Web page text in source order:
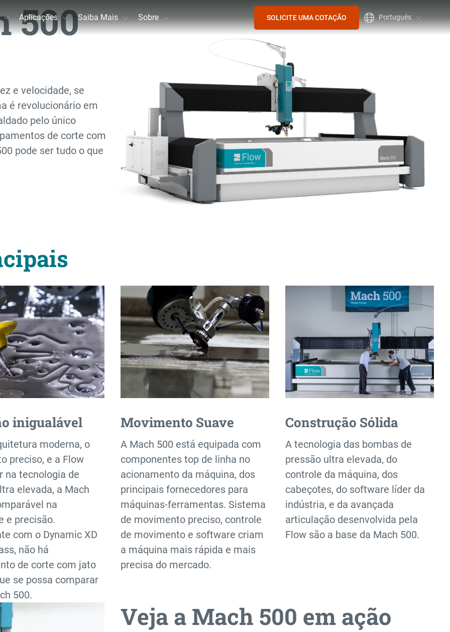
Aplicações Saiba Mais Sobre SOLICITE UMA COTAÇÃO Português
500
e velocidade, se
é revolucionário em
pelo único
de corte com
pode ser tudo o que
inigualável
moderna, o
preciso, e a Flow
na tecnologia de
elevada, a Mach
na
e precisão.
com o Dynamic XD
não há
de corte com jato
se possa comparar
500.
Movimento Suave
A Mach 500 está equipada com
componentes top de linha no
acionamento da máquina, dos
principais fornecedores para
máquinas-ferramentas. Sistema
de movimento preciso, controle
de movimento e software criam
a máquina mais rápida e mais
precisa do mercado.
Construção Sólida
A tecnologia das bombas de
pressão ultra elevada, do
controle da máquina, dos
cabeçotes, do software líder da
indústria, e da avançada
articulação desenvolvida pela
Flow são a base da Mach 500.
Veja a Mach 500 em ação